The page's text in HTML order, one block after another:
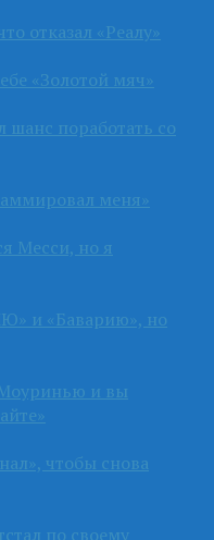
отказал «Реалу»
«Золотой мяч»
шанс поработать со
меня»
Месси, но я
и «Баварию», но
и вы
чтобы снова
по своему